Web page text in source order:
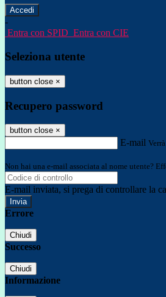
-
Entra con SPID Entra con CIE
Seleziona utente
button close ×
Recupero password
button close ×
E-mail
Non hai una e-mail associata al nome utente?
E-mail inviata, si prega di controllare la
Errore
Chiudi
Successo
Chiudi
Informazione